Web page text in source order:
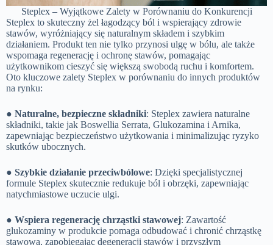
Steplex – Wyjątkowe Zalety w Porównaniu do Konkurencji
Steplex to skuteczny żel łagodzący ból i wspierający zdrowie
stawów, wyróżniający się naturalnym składem i szybkim
działaniem. Produkt ten nie tylko przynosi ulgę w bólu, ale także
wspomaga regenerację i ochronę stawów, pomagając
użytkownikom cieszyć się większą swobodą ruchu i komfortem.
Oto kluczowe zalety Steplex w porównaniu do innych produktów
na rynku:
● Naturalne, bezpieczne składniki: Steplex zawiera naturalne
składniki, takie jak Boswellia Serrata, Glukozamina i Arnika,
zapewniając bezpieczeństwo użytkowania i minimalizując ryzyko
skutków ubocznych.
● Szybkie działanie przeciwbólowe: Dzięki specjalistycznej
formule Steplex skutecznie redukuje ból i obrzęki, zapewniając
natychmiastowe uczucie ulgi.
● Wspiera regenerację chrząstki stawowej: Zawartość
glukozaminy w produkcie pomaga odbudować i chronić chrząstkę
stawową, zapobiegając degeneracji stawów i przyszłym